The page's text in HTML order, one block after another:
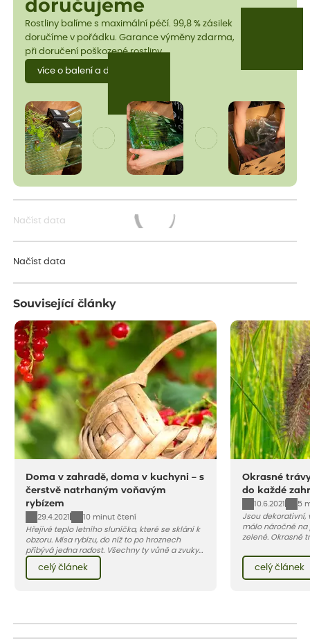
doručujeme
Rostliny balíme s maximální péčí. 99,8 % zásilek
doručíme v pořádku. Garance výměny zdarma,
při doručení poškozené rostliny.
více o balení a dopravě
Načíst data
Načíst data
Související články
Doma v zahradě, doma v kuchyni – s
čerstvě natrhaným voňavým
rybízem
29.4.2021
10 minut čtení
Hřejivé teplo letního sluníčka, které se sklání k
obzoru. Mísa rybízu, do níž to po hroznech
přibývá jedna radost. Všechny ty vůně a zvuky
červencové zahrady. Sklizeň rybízu do kuchyně
vnese neuvěřitelný klid a radost. A taky trochu
bezstarostnosti dětství při mlsání babiččina
celý článek
Okrasné
do každé
10.6.2021
5
Jsou dekorativní,
málo náročné na
zelené. Okrasné
jedna z
celý článek